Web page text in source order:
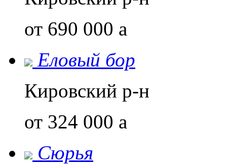
от 690 000 a
Еловый бор
Кировский р-н
от 324 000 a
Сюрья